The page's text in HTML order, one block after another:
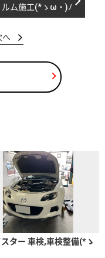
ルム施工(*ゝω・)ﾉ
へ
ター 車検,車検整備(*ゝ